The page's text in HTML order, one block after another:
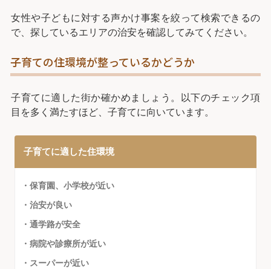
女性や子どもに対する声かけ事案を絞って検索できるの
で、探しているエリアの治安を確認してみてください。
子育ての住環境が整っているかどうか
子育てに適した街か確かめましょう。以下のチェック項
目を多く満たすほど、子育てに向いています。
子育てに適した住環境
・保育園、小学校が近い
・治安が良い
・通学路が安全
・病院や診療所が近い
・スーパーが近い